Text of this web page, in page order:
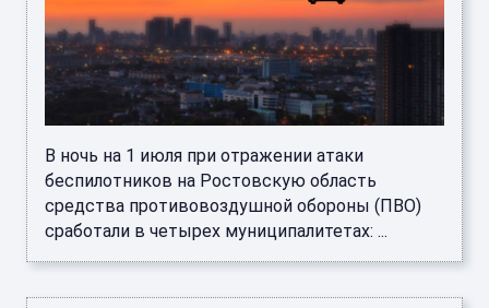
В ночь на 1 июля при отражении атаки
беспилотников на Ростовскую область
средства противовоздушной обороны (ПВО)
сработали в четырех муниципалитетах: ...